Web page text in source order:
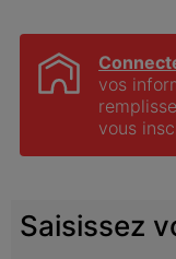
vos
vous
Saisissez